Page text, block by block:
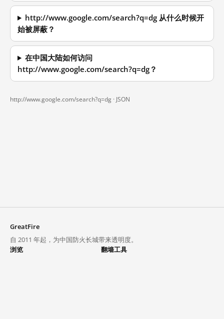
http://www.google.com/search?q=dg 从什么时候开
始被屏蔽？
在中国大陆如何访问
http://www.google.com/search?q=dg？
http://www.google.com/search?q=dg · JSON
GreatFire
自 2011 年起，为中国防火长城带来透明度。
浏览
翻墙工具